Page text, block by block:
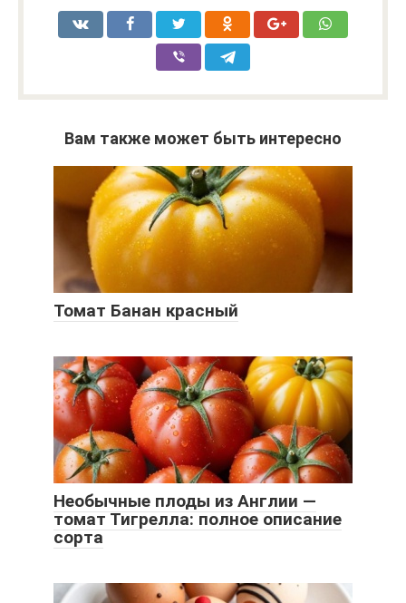
Вам также может быть интересно
Томат Банан красный
Необычные плоды из Англии —
томат Тигрелла: полное описание
сорта